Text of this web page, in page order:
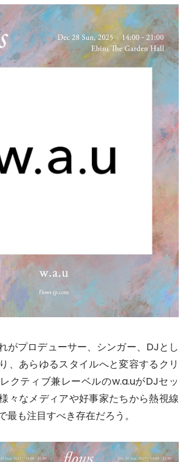
がプロデューサー、シンガー、DJとし
、あらゆるスタイルへと変容するクリ
クティブ兼レーベルのw.a.uがDJセッ
々なメディアや好事家たちから熱視線
最も注目すべき存在だろう。